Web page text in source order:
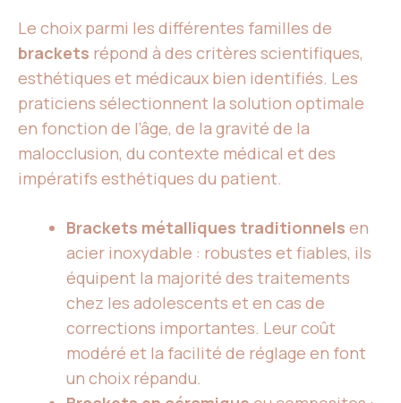
Le choix parmi les différentes familles de
brackets répond à des critères scientifiques,
esthétiques et médicaux bien identifiés. Les
praticiens sélectionnent la solution optimale
en fonction de l’âge, de la gravité de la
malocclusion, du contexte médical et des
impératifs esthétiques du patient.
Brackets métalliques traditionnels en
acier inoxydable : robustes et fiables, ils
équipent la majorité des traitements
chez les adolescents et en cas de
corrections importantes. Leur coût
modéré et la facilité de réglage en font
un choix répandu.